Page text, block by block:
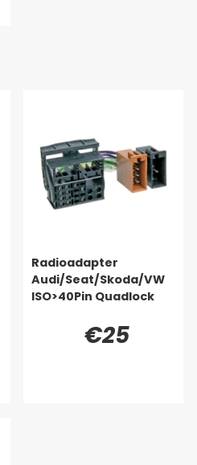
Radioadapter
Audi/Seat/Skoda/VW
ISO>40Pin Quadlock
€25